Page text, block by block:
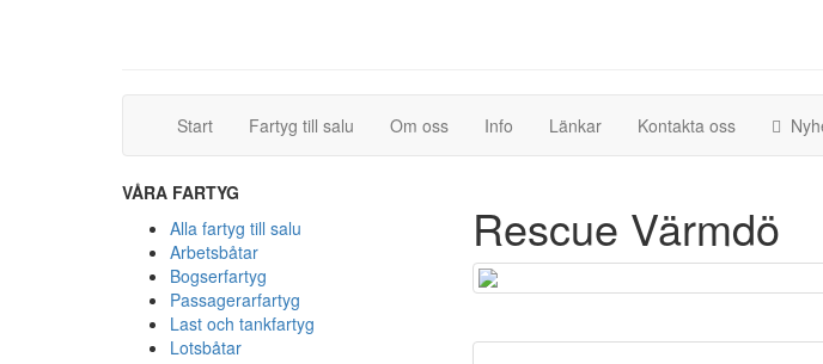
Start(current)Fartyg till salu (current)Om oss Info Länkar Kontakta oss(current)
VÅRA FARTYG
Alla fartyg till salu
Arbetsbåtar
Bogserfartyg
Passagerarfartyg
Last och tankfartyg
Lotsbåtar
Rescue Värmdö